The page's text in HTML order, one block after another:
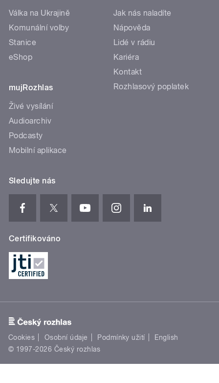
Válka na Ukrajině
Komunální volby
Stanice
eShop
mujRozhlas
Živé vysílání
Audioarchiv
Podcasty
Mobilní aplikace
Jak nás naladíte
Nápověda
Lidé v rádiu
Kariéra
Kontakt
Rozhlasový poplatek
Sledujte nás
Certifikováno
Cookies Osobní údaje Podmínky užití
English
© 1997-2026 Český rozhlas